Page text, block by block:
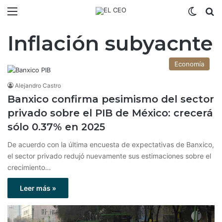
Inflación subyacnte
Economía
Alejandro Castro
Banxico confirma pesimismo del sector
privado sobre el PIB de México: crecerá
sólo 0.37% en 2025
De acuerdo con la última encuesta de expectativas de Banxico,
el sector privado redujó nuevamente sus estimaciones sobre el
crecimiento…
Leer más »